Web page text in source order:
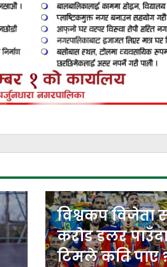
विश्वकप विजेता
करोड डलर
टिमले कति पाए